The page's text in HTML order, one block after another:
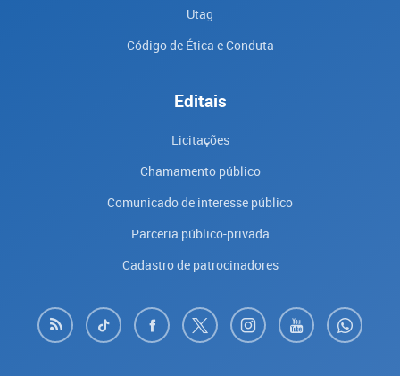
Utag
Código de Ética e Conduta
Editais
Licitações
Chamamento público
Comunicado de interesse público
Parceria público-privada
Cadastro de patrocinadores